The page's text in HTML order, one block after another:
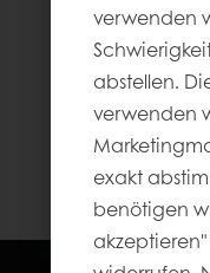
verwenden
abstellen.
verwenden
exakt
benötigen